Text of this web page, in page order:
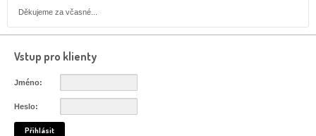
Děkujeme za včasné...
Vstup pro klienty
Jméno:
Heslo:
Přihlásit